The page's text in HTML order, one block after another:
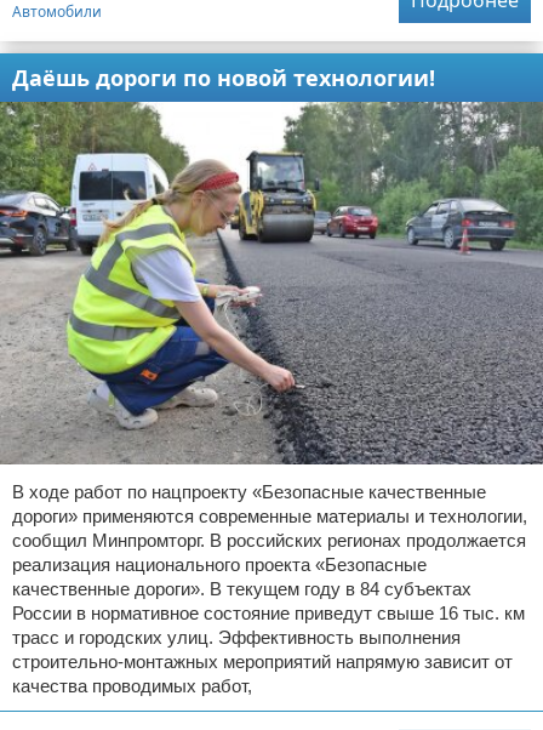
Автомобили
Даёшь дороги по новой технологии!
В ходе работ по нацпроекту «Безопасные качественные
дороги» применяются современные материалы и технологии,
сообщил Минпромторг. В российских регионах продолжается
реализация национального проекта «Безопасные
качественные дороги». В текущем году в 84 субъектах
России в нормативное состояние приведут свыше 16 тыс. км
трасс и городских улиц. Эффективность выполнения
строительно-монтажных мероприятий напрямую зависит от
качества проводимых работ,